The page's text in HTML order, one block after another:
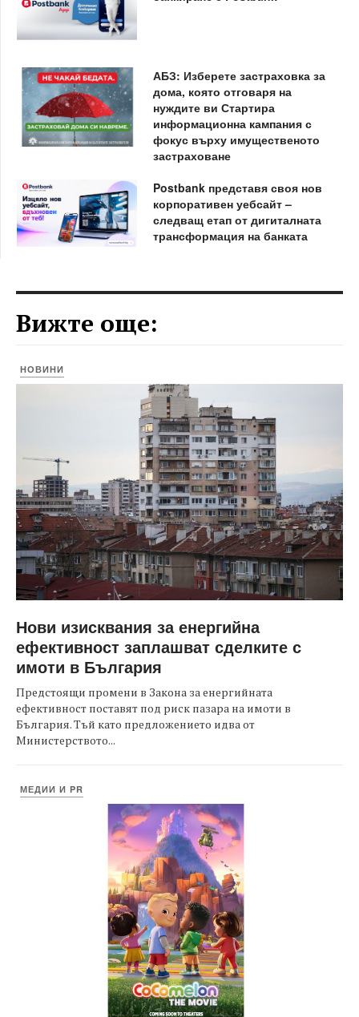
АБЗ: Изберете застраховка за
дома, която отговаря на
нуждите ви Стартира
информационна кампания с
фокус върху имущественото
застраховане
Postbank представя своя нов
корпоративен уебсайт –
следващ етап от дигиталната
трансформация на банката
Вижте още:
НОВИНИ
Нови изисквания за енергийна
ефективност заплашват сделките с
имоти в България
Предстоящи промени в Закона за енергийната
ефективност поставят под риск пазара на имоти в
България. Тъй като предложението идва от
Министерството...
МЕДИИ И PR